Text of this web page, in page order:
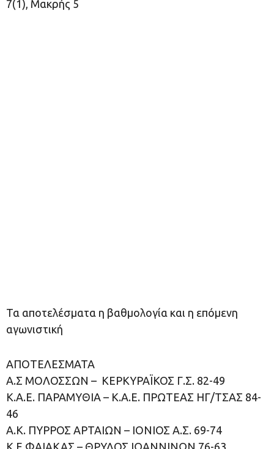
7(1), Μακρής 5
Τα αποτελέσματα η βαθμολογία και η επόμενη
αγωνιστική
ΑΠΟΤΕΛΕΣΜΑΤΑ
Α.Σ ΜΟΛΟΣΣΩΝ – ΚΕΡΚΥΡΑΪΚΟΣ Γ.Σ. 82-49
Κ.Α.Ε. ΠΑΡΑΜΥΘΙΑ – Κ.Α.Ε. ΠΡΩΤΕΑΣ ΗΓ/ΤΣΑΣ 84-
46
Α.Κ. ΠΥΡΡΟΣ ΑΡΤΑΙΩΝ – ΙΟΝΙΟΣ Α.Σ. 69-74
Κ.Ε ΦΑΙΑΚΑΣ – ΘΡΥΛΟΣ ΙΩΑΝΝΙΝΩΝ 76-63